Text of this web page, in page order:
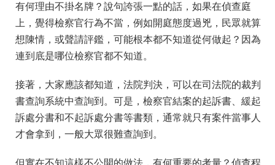
有何理由不掛名牌？說句誇張一點的話，如果在偵查庭
上，覺得檢察官行為不當，例如開庭態度過兇，民眾就算
想陳情，或聲請評鑑，可能根本都不知道從何做起？因為
連到底是哪位檢察官都不知道。
接著，大家應該都知道，法院判決，可以在司法院的裁判
書查詢系統中查詢到。可是，檢察官結案的起訴書、緩起
訴處分書和不起訴處分書等書類，通常就只有案件當事人
才會拿到，一般大眾很難查詢到。
但實在不知這樣不公開的做法，有何重要的考量？偵查程